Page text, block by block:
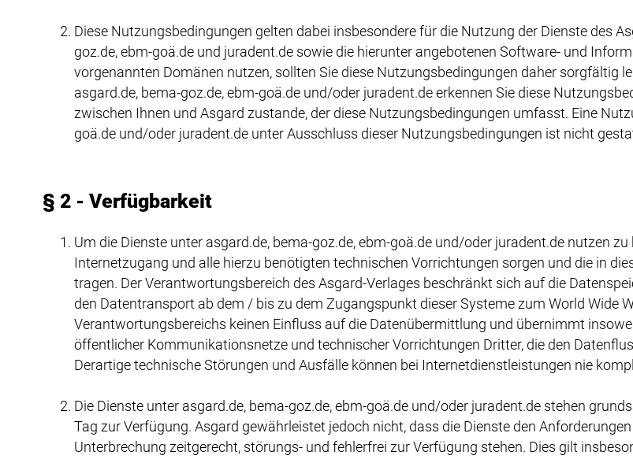
Diese Nutzungsbedingungen gelten dabei insbesondere für die Nutzung der Dienste des
goz.de, ebm-goä.de und juradent.de sowie die hierunter angebotenen Software- und
vorgenannten Domänen nutzen, sollten Sie diese Nutzungsbedingungen daher sorgfältig
asgard.de, bema-goz.de, ebm-goä.de und/oder juradent.de erkennen Sie diese
zwischen Ihnen und Asgard zustande, der diese Nutzungsbedingungen umfasst. Eine
goä.de und/oder juradent.de unter Ausschluss dieser Nutzungsbedingungen ist nicht
§ 2 - Verfügbarkeit
Um die Dienste unter asgard.de, bema-goz.de, ebm-goä.de und/oder juradent.de nutzen
Internetzugang und alle hierzu benötigten technischen Vorrichtungen sorgen und die in
tragen. Der Verantwortungsbereich des Asgard-Verlages beschränkt sich auf die
den Datentransport ab dem / bis zu dem Zugangspunkt dieser Systeme zum World Wide
Verantwortungsbereichs keinen Einfluss auf die Datenübermittlung und übernimmt
öffentlicher Kommunikationsnetze und technischer Vorrichtungen Dritter, die den
Derartige technische Störungen und Ausfälle können bei Internetdienstleistungen nie
Die Dienste unter asgard.de, bema-goz.de, ebm-goä.de und/oder juradent.de stehen
Tag zur Verfügung. Asgard gewährleistet jedoch nicht, dass die Dienste den
Unterbrechung zeitgerecht, störungs- und fehlerfrei zur Verfügung stehen. Dies gilt